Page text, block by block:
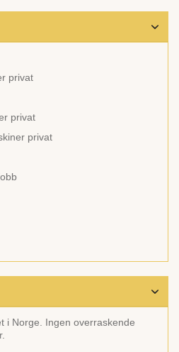
privat
privat
privat
i Norge. Ingen overraskende